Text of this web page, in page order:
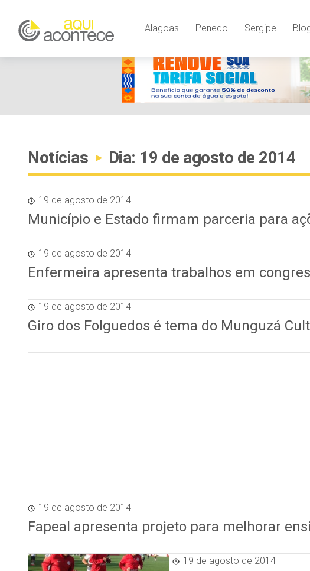
Alagoas Penedo Sergipe
Notícias ▸ Dia: 19 de agosto de 2014
19 de agosto de 2014
Município e Estado firmam parceria para
19 de agosto de 2014
Enfermeira apresenta trabalhos em
19 de agosto de 2014
Giro dos Folguedos é tema do Munguzá
19 de agosto de 2014
Fapeal apresenta projeto para melhorar
19 de agosto de 2014